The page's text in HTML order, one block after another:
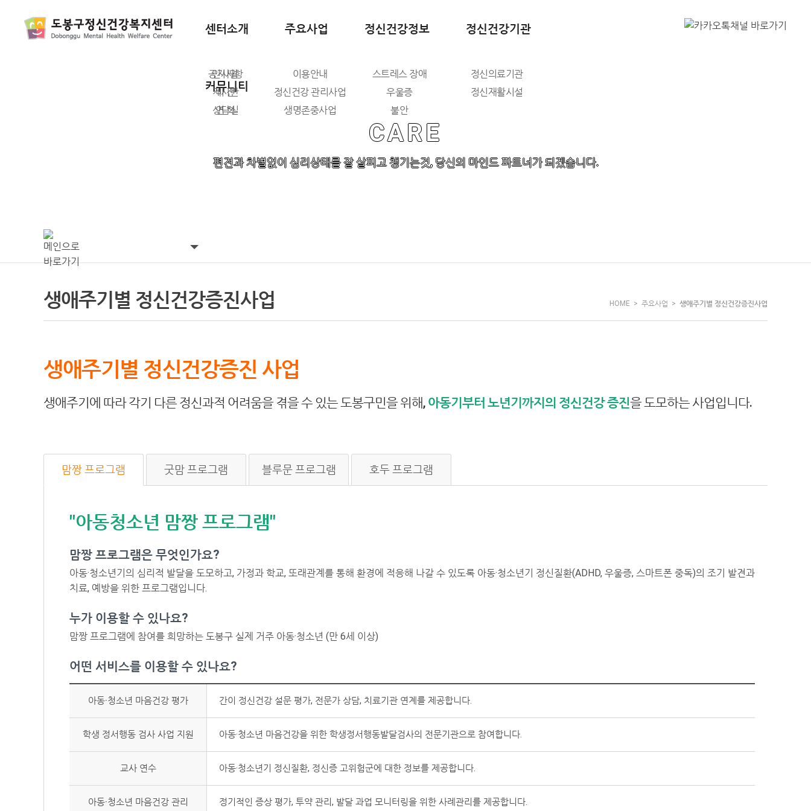
센터소개
인사말
비 전
연 혁
오시는 길
주요사업
이용안내
정신건강 관리사업
생명존중사업
정신건강정보
스트레스 장애
우울증
불안
중독
조기정신증
정신건강기관
정신의료기관
정신재활시설
커뮤니티
공지사항
게시판
상담실
CARE
편견과 차별없이 심리상태를 잘 살피고 챙기는것, 당신의 마인드 파트너가 되겠습니다.
생애주기별 정신건강증진사업 HOME > 주요사업 > 생애주기별 정신건강증진사업
생애주기별 정신건강증진 사업
생애주기에 따라 각기 다른 정신과적 어려움을 겪을 수 있는 도봉구민을 위해, 아동기부터 노년기까지의 정신건강 증진을 도모하는 사업입니다.
맘짱 프로그램 굿맘 프로그램 블루문 프로그램 호두 프로그램
"아동청소년 맘짱 프로그램"
맘짱 프로그램은 무엇인가요?
아동·청소년기의 심리적 발달을 도모하고, 가정과 학교, 또래관계를 통해 환경에 적응해 나갈 수 있도록 아동·청소년기 정신질환(ADHD, 우울증, 스마트폰 중독)의 조기 발견과
치료, 예방을 위한 프로그램입니다.
누가 이용할 수 있나요?
맘짱 프로그램에 참여를 희망하는 도봉구 실제 거주 아동·청소년 (만 6세 이상)
어떤 서비스를 이용할 수 있나요?
아동·청소년 마음건강 평가 간이 정신건강 설문 평가, 전문가 상담, 치료기관 연계를 제공합니다.
학생 정서행동 검사 사업 지원 아동·청소년 마음건강을 위한 학생정서행동발달검사의 전문기관으로 참여합니다.
교사 연수 아동·청소년기 정신질환, 정신증 고위험군에 대한 정보를 제공합니다.
아동·청소년 마음건강 관리 정기적인 증상 평가, 투약 관리, 발달 과업 모니터링을 위한 사례관리를 제공합니다.